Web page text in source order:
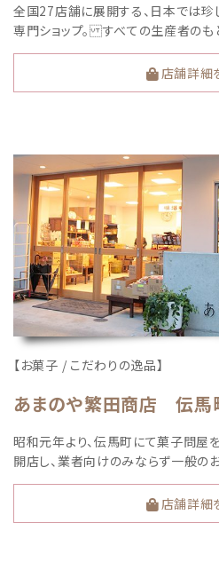
全国27店舗に展開する、日本では
専門ショップ。 すべての生産者の
店舗詳細
【お菓子 / こだわりの逸品】
あまのや繁田商店 伝馬
昭和元年より、伝馬町にて菓子問屋
開店し、業者向けのみならず一般の
店舗詳細